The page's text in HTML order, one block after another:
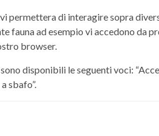
permettera di interagire sopra
fauna ad esempio vi accedono da
browser.
disponibili le seguenti voci:
sbafo”.